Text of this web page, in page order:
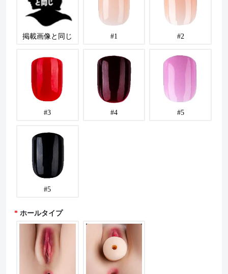
掲載画像と同じ #1 #2
#3 #4 #5
#5
ホールタイプ